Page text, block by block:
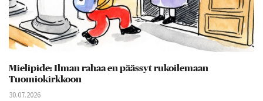
Mielipide: Ilman rahaa en päässyt rukoilemaan
Tuomiokirkkoon
30.07.2026